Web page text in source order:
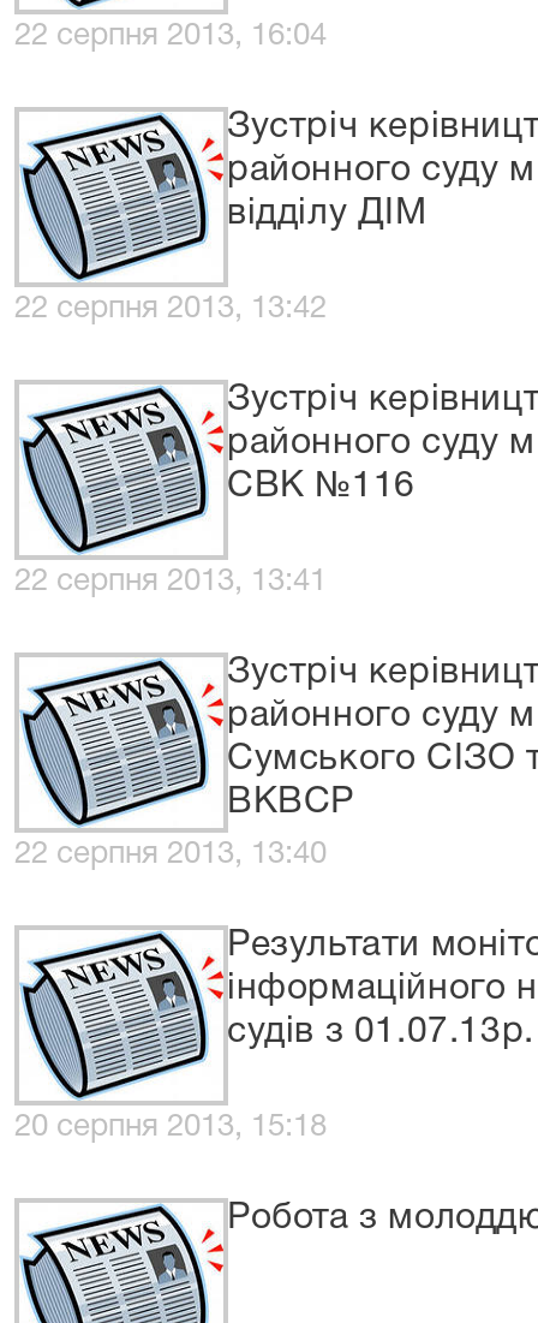
22 серпня 2013, 16:04
Зустріч
районного суду
відділу ДІМ
22 серпня 2013, 13:42
Зустріч
районного суду
СВК №116
22 серпня 2013, 13:41
Зустріч
районного суду
Сумського СІЗО
ВКВСР
22 серпня 2013, 13:40
Результати
інформаційного
судів з
20 серпня 2013, 15:18
Робота з